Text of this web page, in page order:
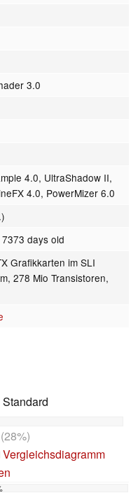
3.0
4.0, UltraShadow II,
4.0, PowerMizer 6.0
7373 days old
Grafikkarten im SLI
278 Mio Transistoren,
(28%)
Vergleichsdiagramm